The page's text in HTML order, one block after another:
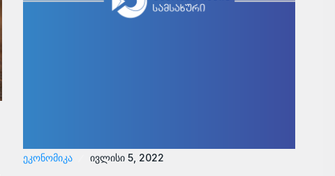
ᲔᲙᲝᲜᲝᲛᲘᲙᲐ ივლისი 5, 2022